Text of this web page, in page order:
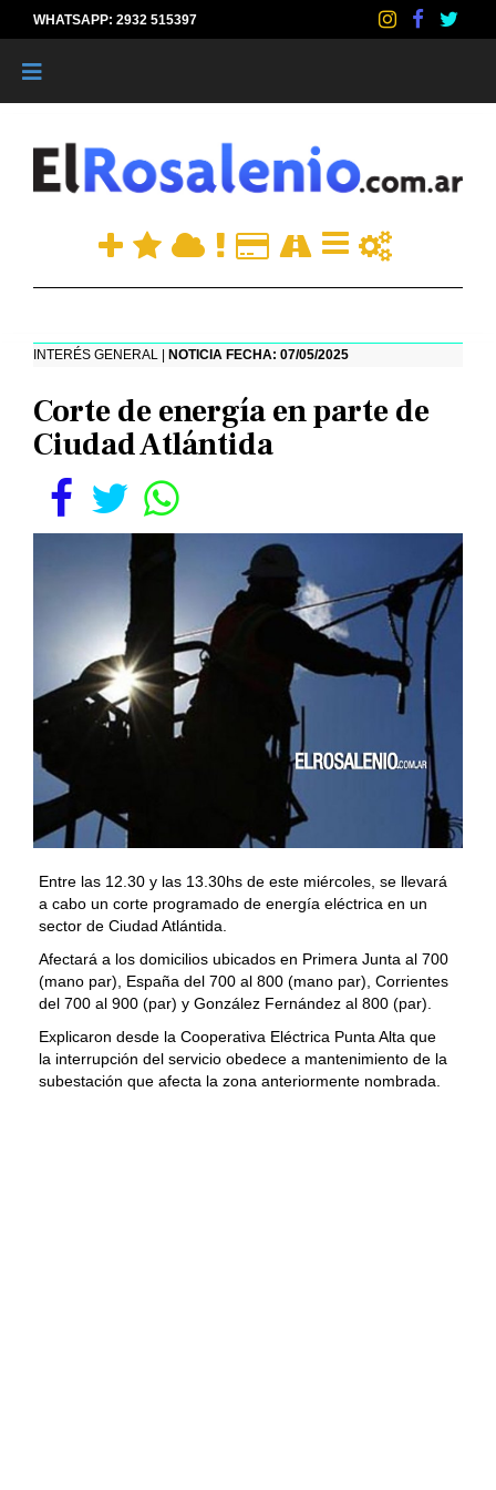
WHATSAPP: 2932 515397
INTERÉS GENERAL | NOTICIA FECHA: 07/05/2025
Corte de energía en parte de
Ciudad Atlántida
Entre las 12.30 y las 13.30hs de este miércoles, se llevará
a cabo un corte programado de energía eléctrica en un
sector de Ciudad Atlántida.
Afectará a los domicilios ubicados en Primera Junta al 700
(mano par), España del 700 al 800 (mano par), Corrientes
del 700 al 900 (par) y González Fernández al 800 (par).
Explicaron desde la Cooperativa Eléctrica Punta Alta que
la interrupción del servicio obedece a mantenimiento de la
subestación que afecta la zona anteriormente nombrada.